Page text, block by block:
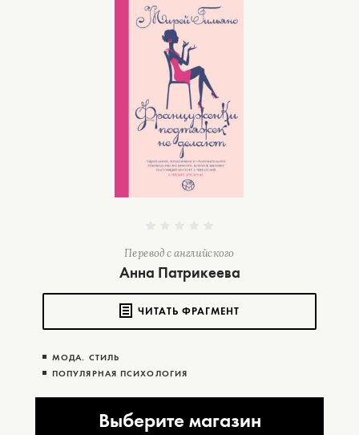
Перевод с английского
Анна Патрикеева
ЧИТАТЬ ФРАГМЕНТ
МОДА. СТИЛЬ
ПОПУЛЯРНАЯ ПСИХОЛОГИЯ
Выберите магазин